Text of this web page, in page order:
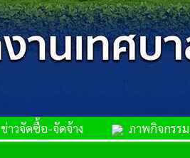
ข่าวจัดซื้อ-จัดจ้าง ภาพกิจกรรม